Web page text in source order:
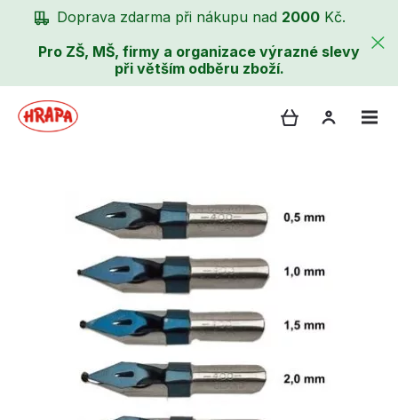
Doprava zdarma při nákupu nad 2000 Kč.
Pro ZŠ, MŠ, firmy a organizace výrazné slevy
při větším odběru zboží.